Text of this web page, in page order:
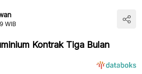
WIB
Kontrak Tiga Bulan